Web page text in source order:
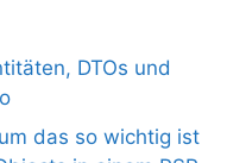
DTOs und
das so wichtig ist